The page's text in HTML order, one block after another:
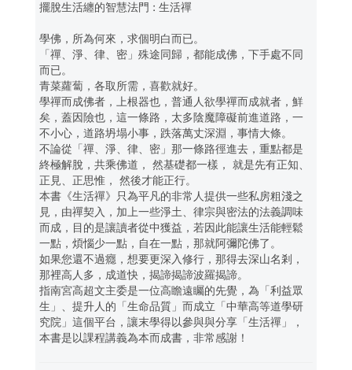
擺脫生活纏的智慧法門 : 生活禪
學佛，所為何來，求個明白而已。
「禪、淨、律、密」殊途同歸，都能成佛，下手處不同
而已。
青菜蘿蔔，各取所需，喜歡就好。
學禪而成佛者，上根器也，普通人欲學禪而成就者，鮮
矣，蓋因險也，這一條路，太多陰魔障礙前進道路，一
不小心，道路坍塌小事，跌落萬丈深淵，事情大條。
不論從「禪、淨、律、密」那一條路徑進去，重點都是
終極解脫，共乘佛道， 然基礎都一樣， 就是先有正知、
正見、正思惟， 然後才能正行。
本書《生活禪》只為平凡的非常人提供一些私房粗淺之
見，由禪契入，加上一些淨土、律宗與密法的法義調味
而成，目的是讓讀者從中獲益，若因此能讓生活能輕鬆
一點，煩惱少一點，自在一點，那就阿彌陀佛了。
如果您還不過癮，想要更深入修行，那得去深山名剎，
那裡高人多，成道快，揭諦揭諦波羅揭諦。
指南宮高超文主委是一位高瞻遠矚的先覺，為「利益眾
生」、提升人的「生命品質」而成立「中華高等道學研
究院」這個平台，讓末學得以參與與分享「生活禪」，
本書是以課程講義為本而成書，非常感謝！